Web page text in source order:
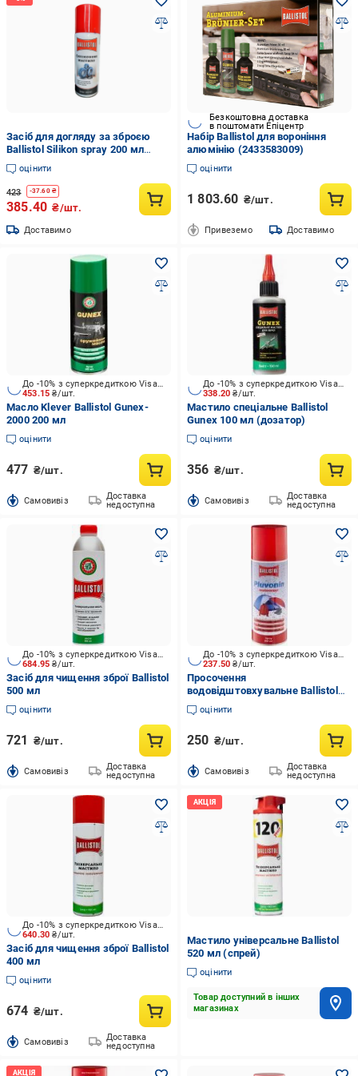
Засіб для догляду за зброєю
Ballistol Silikon spray 200 мл
(21542719)
оцінити
423 -37.60₴
385.40 ₴/шт.
Доставимо
Безкоштовна доставка
в поштомати Епіцентр
Набір Ballistol для вороніння
алюмінію (2433583009)
оцінити
1 803.60 ₴/шт.
Привеземо Доставимо
453.15₴/шт.
До -10% з суперкредиткою Visa Вигода
Масло Klever Ballistol Gunex-
2000 200 мл
оцінити
477 ₴/шт.
Cамовивіз
Доставка
недоступна
338.20₴/шт.
До -10% з суперкредиткою Visa Вигода
Мастило спеціальне Ballistol
Gunex 100 мл (дозатор)
оцінити
356 ₴/шт.
Cамовивіз
Доставка
недоступна
684.95₴/шт.
До -10% з суперкредиткою Visa Вигода
Засіб для чищення зброї Ballistol
500 мл
оцінити
721 ₴/шт.
Cамовивіз
Доставка
недоступна
237.50₴/шт.
До -10% з суперкредиткою Visa Вигода
Просочення
водовідштовхувальне Ballistol
Pluvonin 200 мл
оцінити
250 ₴/шт.
Cамовивіз
Доставка
недоступна
640.30₴/шт.
До -10% з суперкредиткою Visa Вигода
Засіб для чищення зброї Ballistol
400 мл
оцінити
674 ₴/шт.
Cамовивіз
Доставка
недоступна
Мастило універсальне Ballistol
520 мл (спрей)
оцінити
Товар доступний в інших
магазинах